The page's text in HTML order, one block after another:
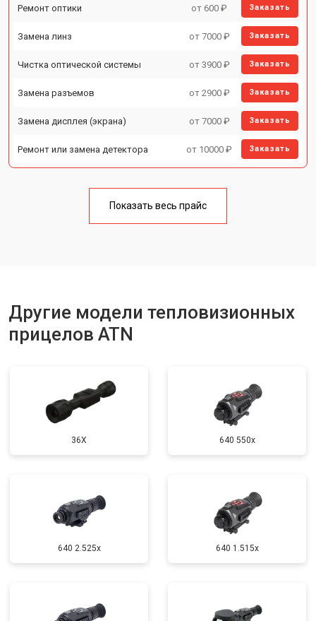
Ремонт оптики от 600 ₽ Заказать
Замена линз от 7000 ₽ Заказать
Чистка оптической системы от 3900 ₽ Заказать
Замена разъемов от 2900 ₽ Заказать
Замена дисплея (экрана) от 7000 ₽ Заказать
Ремонт или замена детектора от 10000 ₽ Заказать
Показать весь прайс
Другие модели тепловизионных
прицелов ATN
36X 640 550x
640 2.525x 640 1.515x